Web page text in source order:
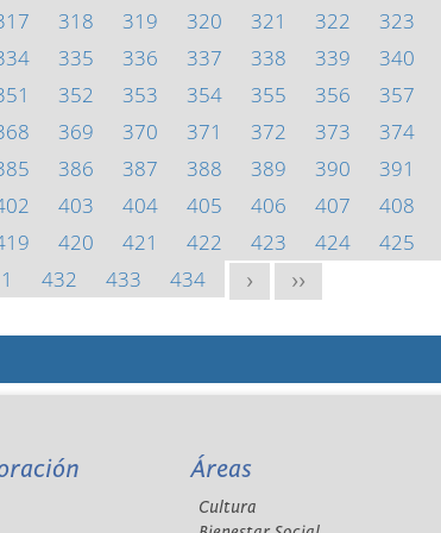
318 319 320 321 322 323
335 336 337 338 339 340
352 353 354 355 356 357
369 370 371 372 373 374
386 387 388 389 390 391
403 404 405 406 407 408
420 421 422 423 424 425
432 433 434 > >>
Áreas
Cultura